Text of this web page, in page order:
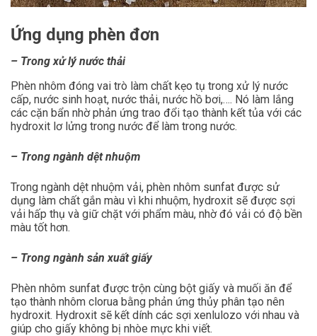
Ứng dụng phèn đơn
– Trong xử lý nước thải
Phèn nhôm đóng vai trò làm chất kẹo tụ trong xử lý nước
cấp, nước sinh hoạt, nước thải, nước hồ bơi,…. Nó làm lắng
các cặn bẩn nhờ phản ứng trao đổi tạo thành kết tủa với các
hydroxit lơ lửng trong nước để làm trong nước.
– Trong ngành dệt nhuộm
Trong ngành dệt nhuộm vải, phèn nhôm sunfat được sử
dụng làm chất gắn màu vì khi nhuộm, hydroxit sẽ được sợi
vải hấp thụ và giữ chặt với phẩm màu, nhờ đó vải có độ bền
màu tốt hơn.
– Trong ngành sản xuất giấy
Phèn nhôm sunfat được trộn cùng bột giấy và muối ăn để
tạo thành nhôm clorua bằng phản ứng thủy phân tạo nên
hydroxit. Hydroxit sẽ kết dính các sợi xenlulozo với nhau và
giúp cho giấy không bị nhòe mực khi viết.